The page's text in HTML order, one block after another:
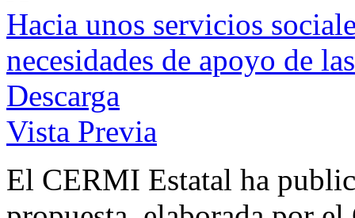
Hacia unos servicios
necesidades de apoyo de
Descarga
Vista Previa
El CERMI Estatal ha